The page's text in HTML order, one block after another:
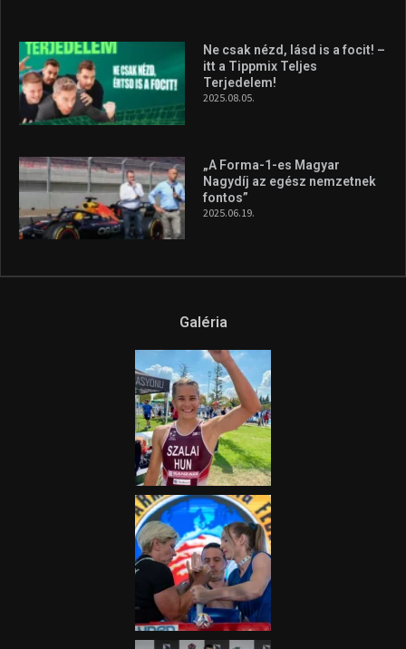
Ne csak nézd, lásd is a focit! –
itt a Tippmix Teljes
Terjedelem!
2025.08.05.
„A Forma-1-es Magyar
Nagydíj az egész nemzetnek
fontos”
2025.06.19.
Galéria